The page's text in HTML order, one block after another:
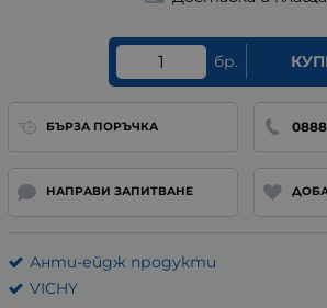
бр.
БЪРЗА ПОРЪЧКА
НАПРАВИ ЗАПИТВАНЕ
Анти-ейдж продукти
VICHY